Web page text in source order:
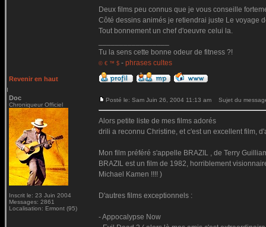
Deux films peu connus que je vous conseille
Côté dessins animés je retiendrai juste Le voyage
Tout bonnement un chef d'oeuvre celui la.
Tu la sens cette bonne odeur de fitness ?!
© € ™ $ - phrases cultes
Revenir en haut
Doc
Chroniqueur Officiel
Inscrit le: 23 Juin 2004
Messages: 2861
Localisation: Ermont (95)
Posté le: Sam Juin 26, 2004 11:13 am Sujet du
Alors petite liste de mes films adorés
drili a reconnu Christine, et c'est un excellent film,
Mon film préféré s'appelle BRAZIL , de Terry
BRAZIL est un film de 1982, horriblement
Michael Kamen !!!! )
D'autres films exceptionnels :
- Appocalypse Now